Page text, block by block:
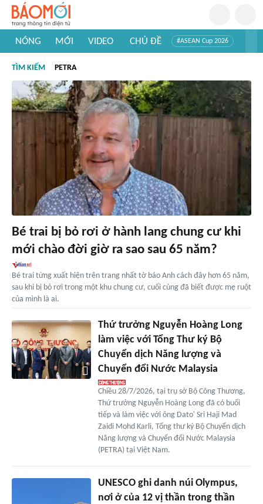
NÓNG MỚI VIDEO CHỦ ĐỀ #ASEAN Cup 2026
#Khám phá thế giới
TÌM KIẾM PETRA
Bé trai bị bỏ rơi ở hành lang chung cư khi
mới chào đời giờ ra sao sau 65 năm?
Bé trai từng xuất hiện trên trang nhất tờ báo Anh cách đây hơn 65 năm,
sau khi bị bỏ rơi trong một khu chung cư, cuối cùng đã biết được mẹ ruột
của mình là ai.
Thứ trưởng Nguyễn Hoàng Long
làm việc với Tổng Thư ký Bộ
Chuyển dịch Năng lượng và
Chuyển đổi Nước Malaysia
Chiều 28/7/2026, tại trụ sở Bộ Công Thương,
Thứ trưởng Nguyễn Hoàng Long đã có buổi
tiếp và làm việc với ông Dato' Sri Haji Mad
Zaidi Mohd Karli, Tổng thư ký Bộ Chuyển dịch
Năng lượng và Chuyển đổi Nước Malaysia
(PETRA) tại Việt Nam.
UNESCO ghi danh núi Olympus,
nơi ở của 12 vị thần trong thần